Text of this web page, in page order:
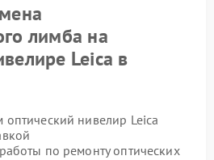
лимба на
Leica в
оптический нивелир Leica
по ремонту оптических